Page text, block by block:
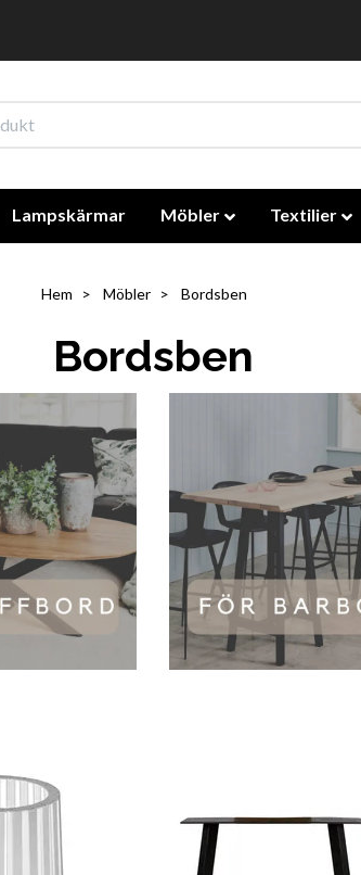
Lampskärmar Möbler Textilier
Hem Möbler Bordsben
Bordsben